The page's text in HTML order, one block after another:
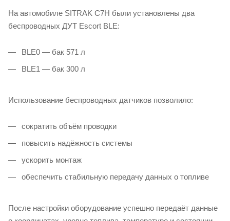
На автомобиле SITRAK C7H были установлены два
беспроводных ДУТ Escort BLE:
BLE0 — бак 571 л
BLE1 — бак 300 л
Использование беспроводных датчиков позволило:
сократить объём проводки
повысить надёжность системы
ускорить монтаж
обеспечить стабильную передачу данных о топливе
После настройки оборудование успешно передаёт данные